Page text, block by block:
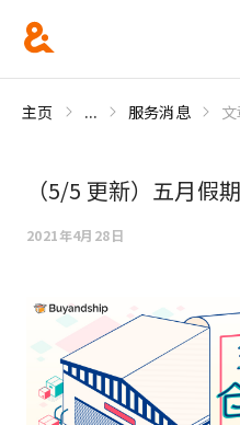
主页 ... 服务消息
（5/5 更新）五月假
2021年4月28日